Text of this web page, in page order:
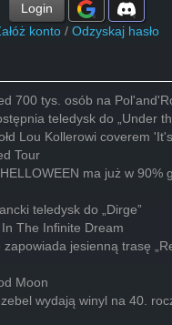
Login
konto / Odzyskaj hasło
700 tys. osób na
teledysk do „Under
Lou Kollerowi coverem
Tour
ma już w 90%
teledysk do „Dirge”
The Infinite Dream
zapowiada jesienną trasę
Moon
wydają winyl na 40.